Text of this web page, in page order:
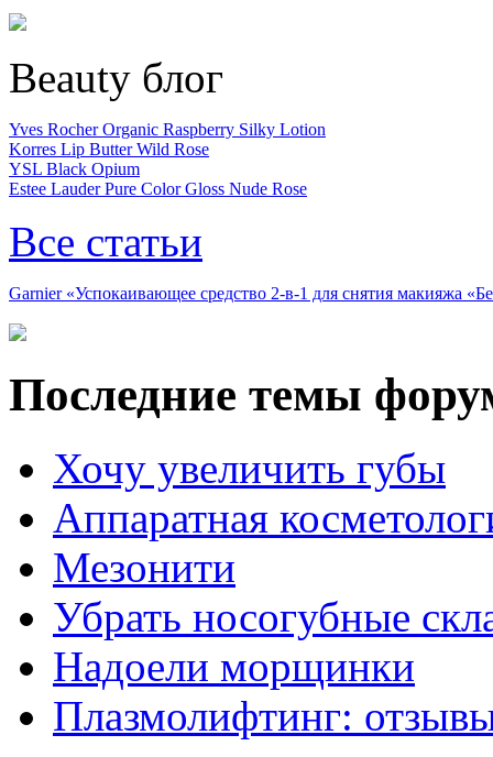
Beauty блог
Yves Rocher Organic Raspberry Silky Lotion
Korres Lip Butter Wild Rose
YSL Black Opium
Estee Lauder Pure Color Gloss Nude Rose
Все статьи
Garnier «Успокаивающее средство 2-в-1 для снятия макияжа
Последние темы
Хочу увеличить губы
Аппаратная
Мезонити
Убрать носогубные
Надоели морщинки
Плазмолифтинг: